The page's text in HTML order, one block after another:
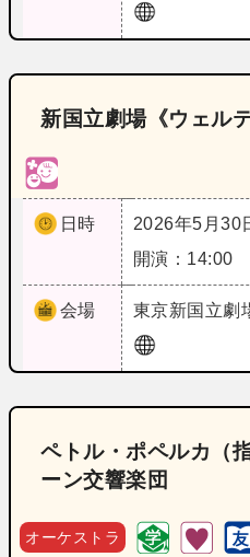
新国立劇場《ウェルテ
日時
2026年5月30
開演：14:00
会場 東京新国立劇
ペトル・ポペルカ（
ーン交響楽団
オーケストラ